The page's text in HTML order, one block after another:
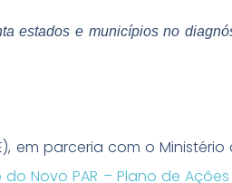
estados e municípios no
em parceria com o
Novo PAR – Plano de